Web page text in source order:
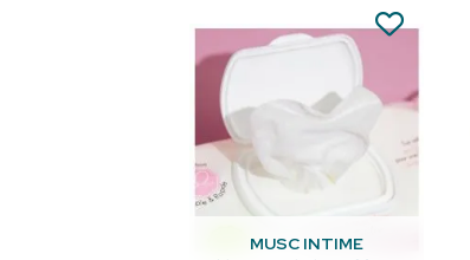
MUSC INTIME